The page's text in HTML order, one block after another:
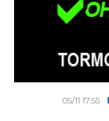
05/11 17:55